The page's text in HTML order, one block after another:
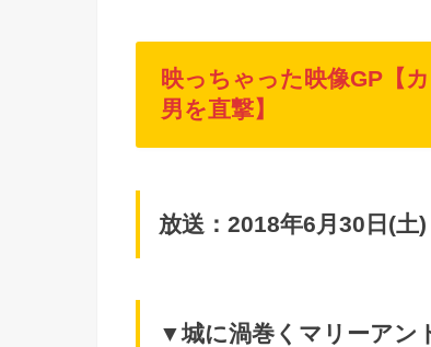
映っちゃった映像GP【
男を直撃】
放送：2018年6月30日(土
▼城に渦巻くマリーアン